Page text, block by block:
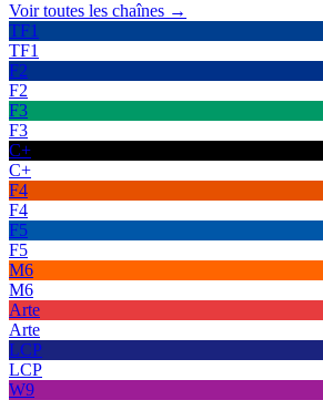
Voir toutes les chaînes →
TF1
TF1
F2
F2
F3
F3
C+
C+
F4
F4
F5
F5
M6
M6
Arte
Arte
LCP
LCP
W9